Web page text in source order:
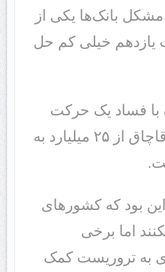
مشکل بانک‌ها یکی از
یازدهم خیلی کم حل
با فساد یک حرکت
بزرگ انجام دادیم و میزان قاچاق از ۲۵ میلیارد به
بود که کشورهای
اما برخی
به تروریست کمک